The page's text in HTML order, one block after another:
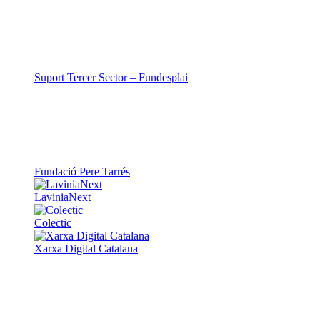
Suport Tercer Sector – Fundesplai
Fundació Pere Tarrés
LaviniaNext
Colectic
Xarxa Digital Catalana